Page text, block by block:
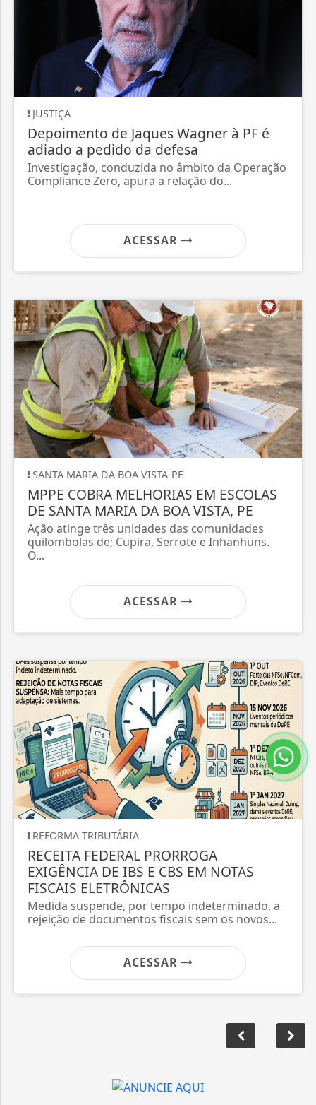
JUSTIÇA
Depoimento de Jaques Wagner à PF é
adiado a pedido da defesa
Investigação, conduzida no âmbito da Operação
Compliance Zero, apura a relação do...
ACESSAR
SANTA MARIA DA BOA VISTA-PE
MPPE COBRA MELHORIAS EM ESCOLAS
DE SANTA MARIA DA BOA VISTA, PE
Ação atinge três unidades das comunidades
quilombolas de; Cupira, Serrote e Inhanhuns.
O...
ACESSAR
REFORMA TRIBUTÁRIA
RECEITA FEDERAL PRORROGA
EXIGÊNCIA DE IBS E CBS EM NOTAS
FISCAIS ELETRÔNICAS
Medida suspende, por tempo indeterminado, a
rejeição de documentos fiscais sem os novos...
ACESSAR